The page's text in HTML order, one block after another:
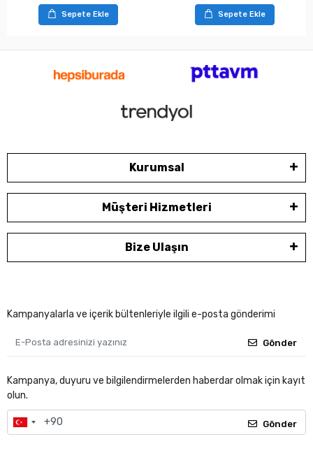
Sepete Ekle Sepete Ekle
Kurumsal
Müşteri Hizmetleri
Bize Ulaşın
Kampanyalarla ve içerik bültenleriyle ilgili e-posta gönderimi
Gönder
Kampanya, duyuru ve bilgilendirmelerden haberdar olmak için kayıt
olun.
Gönder